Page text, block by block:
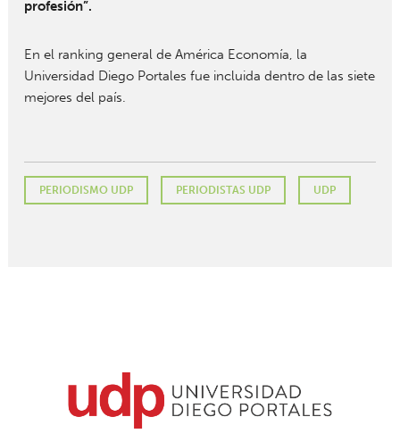
profesión”.
En el ranking general de América Economía, la
Universidad Diego Portales fue incluida dentro de las siete
mejores del país.
PERIODISMO UDP PERIODISTAS UDP UDP